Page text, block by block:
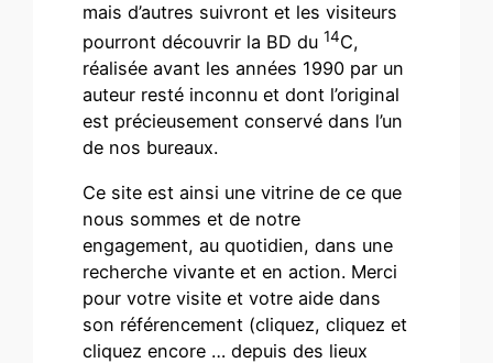
mais d’autres suivront et les visiteurs
pourront découvrir la BD du 14C,
réalisée avant les années 1990 par un
auteur resté inconnu et dont l’original
est précieusement conservé dans l’un
de nos bureaux.
Ce site est ainsi une vitrine de ce que
nous sommes et de notre
engagement, au quotidien, dans une
recherche vivante et en action. Merci
pour votre visite et votre aide dans
son référencement (cliquez, cliquez et
cliquez encore … depuis des lieux